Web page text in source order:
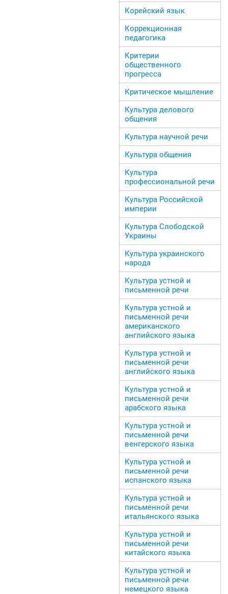
Корейский язык
Коррекционная
педагогика
Критерии
общественного
прогресса
Критическое мышление
Культура делового
общения
Культура научной речи
Культура общения
Культура
профессиональной речи
Культура Российской
империи
Культура Слободской
Украины
Культура украинского
народа
Культура устной и
письменной речи
Культура устной и
письменной речи
американского
английского языка
Культура устной и
письменной речи
английского языка
Культура устной и
письменной речи
арабского языка
Культура устной и
письменной речи
венгерского языка
Культура устной и
письменной речи
испанского языка
Культура устной и
письменной речи
итальянского языка
Культура устной и
письменной речи
китайского языка
Культура устной и
письменной речи
немецкого языка